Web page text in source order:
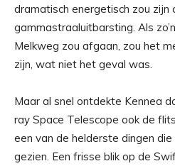
dramatisch energetisch zou zijn
gammastraaluitbarsting. Als
Melkweg zou afgaan, zou het
zijn, wat niet het geval was.
Maar al snel ontdekte Kennea
ray Space Telescope ook de
een van de helderste dingen
gezien. Een frisse blik op de